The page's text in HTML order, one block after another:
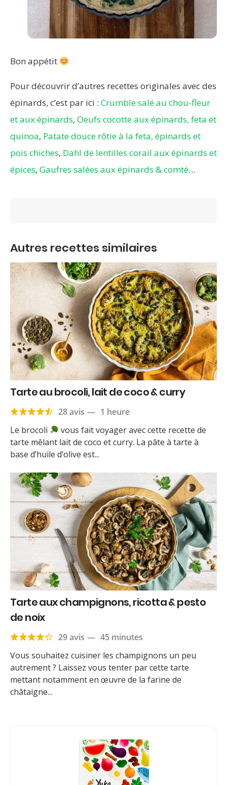
Bon appétit
Pour découvrir d’autres recettes originales avec des
épinards, c’est par ici : Crumble salé au chou-fleur
et aux épinards, Oeufs cocotte aux épinards, feta et
quinoa, Patate douce rôtie à la feta, épinards et
pois chiches, Dahl de lentilles corail aux épinards et
épices, Gaufres salées aux épinards & comté…
Autres recettes similaires
Tarte au brocoli, lait de coco & curry
28 avis — 1 heure
Le brocoli
vous fait voyager avec cette recette de
tarte mêlant lait de coco et curry. La pâte à tarte à
base d’huile d’olive est...
Tarte aux champignons, ricotta & pesto
de noix
29 avis — 45 minutes
Vous souhaitez cuisiner les champignons un peu
autrement ? Laissez vous tenter par cette tarte
mettant notamment en œuvre de la farine de
châtaigne...